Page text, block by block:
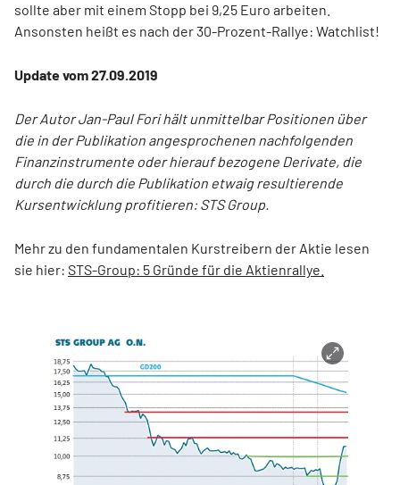
sollte aber mit einem Stopp bei 9,25 Euro arbeiten.
Ansonsten heißt es nach der 30-Prozent-Rallye: Watchlist!
Update vom 27.09.2019
Der Autor Jan-Paul Fori hält unmittelbar Positionen über
die in der Publikation angesprochenen nachfolgenden
Finanzinstrumente oder hierauf bezogene Derivate, die
durch die durch die Publikation etwaig resultierende
Kursentwicklung profitieren: STS Group.
Mehr zu den fundamentalen Kurstreibern der Aktie lesen
sie hier: STS-Group: 5 Gründe für die Aktienrallye.